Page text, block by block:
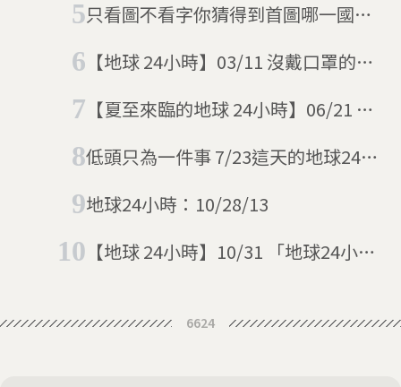
只看圖不看字你猜得到首圖哪一國嗎
【地球 24小時】03/11 沒戴口罩的都
【夏至來臨的地球 24小時】06/21 這
低頭只為一件事 7/23這天的地球24小
地球24小時：10/28/13
【地球 24小時】10/31 「地球24小
6624